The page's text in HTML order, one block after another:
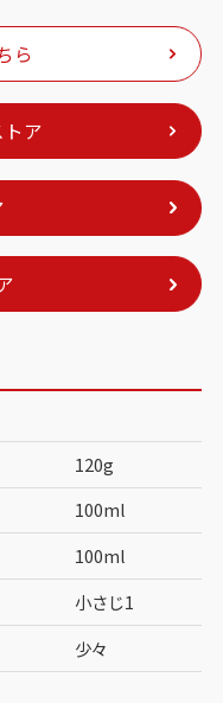
ら
ア
120g
100ml
100ml
小さじ1
少々